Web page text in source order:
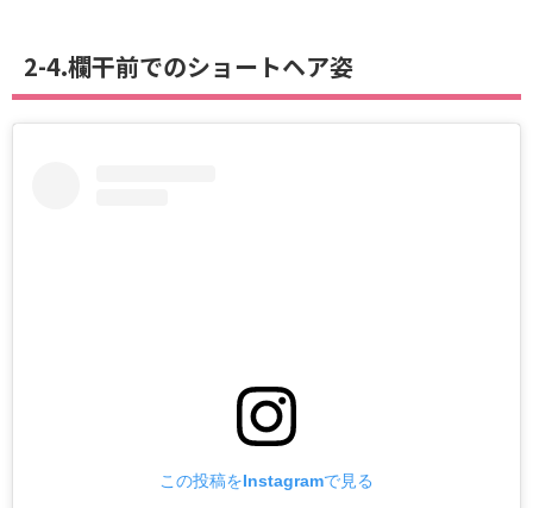
2-4.欄干前でのショートヘア姿
この投稿をInstagramで見る